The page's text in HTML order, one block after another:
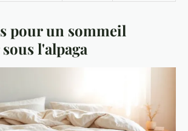
pour un sommeil
l'alpaga